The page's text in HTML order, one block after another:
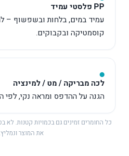
PP פלסטי עמיד
עמיד במים, בלחות ובשפשוף –
קוסמטיקה ובקבוקים.
לכה מבריקה / מט / למינציה
הגנה על ההדפס ומראה נקי, לפי
כל החומרים זמינים גם בכמויות קטנות. לא
את המוצר ונמליץ.